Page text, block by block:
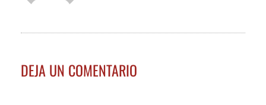
DEJA UN COMENTARIO